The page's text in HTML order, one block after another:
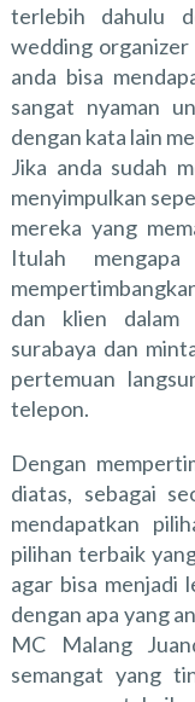
terlebih dahulu
wedding organizer
anda bisa
sangat nyaman
dengan kata lain
Jika anda sudah
menyimpulkan
mereka yang
Itulah
dan klien dalam
surabaya dan
pertemuan
telepon.
Dengan
diatas, sebagai
mendapatkan
pilihan terbaik
agar bisa menjadi
dengan apa yang
MC Malang
semangat yang